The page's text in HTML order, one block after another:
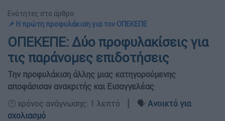
Ενότητες στο άρθρο:
📌 Η πρώτη προφυλάκιση για τον ΟΠΕΚΕΠΕ
ΟΠΕΚΕΠΕ: Δύο προφυλακίσεις για
τις παράνομες επιδοτήσεις
Την προφυλάκιση άλλης μιας κατηγορούμενης
αποφάσισαν ανακριτής και Εισαγγελέας
🕛 χρόνος ανάγνωσης: 1 λεπτό ┋ 🗣️ Ανοικτό για
σχολιασμό